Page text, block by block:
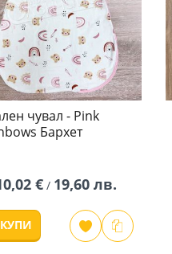
чувал - Pink
Бархет
€/ 19,60 лв.
КУПИ